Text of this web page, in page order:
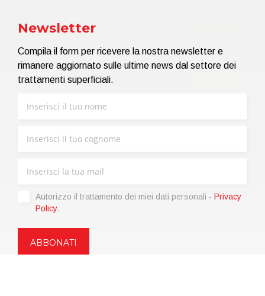
Newsletter
Compila il form per ricevere la nostra newsletter e
rimanere aggiornato sulle ultime news dal settore dei
trattamenti superficiali.
Autorizzo il trattamento dei miei dati personali - Privacy
Policy.